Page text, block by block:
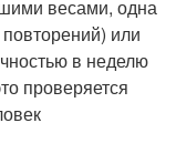
весами, одна
или
в неделю
проверяется